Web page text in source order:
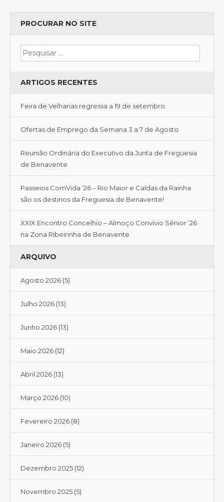
PROCURAR NO SITE
ARTIGOS RECENTES
Feira de Velharias regressa a 19 de setembro
Ofertas de Emprego da Semana 3 a 7 de Agosto
Reunião Ordinária do Executivo da Junta de Freguesia
de Benavente
Passeios ComVida ’26 – Rio Maior e Caldas da Rainha
são os destinos da Freguesia de Benavente!
XXIX Encontro Concelhio – Almoço Convívio Sénior ’26
na Zona Ribeirinha de Benavente
ARQUIVO
Agosto 2026 (5)
Julho 2026 (13)
Junho 2026 (13)
Maio 2026 (12)
Abril 2026 (13)
Março 2026 (10)
Fevereiro 2026 (8)
Janeiro 2026 (5)
Dezembro 2025 (12)
Novembro 2025 (5)